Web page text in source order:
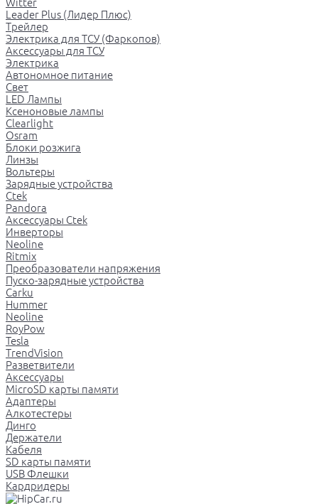
Leader Plus (Лидер Плюс)
Трейлер
Электрика для ТСУ (Фаркопов)
Аксессуары для ТСУ
Электрика
Автономное питание
Свет
LED Лампы
Ксеноновые лампы
Clearlight
Osram
Блоки розжига
Линзы
Вольтеры
Зарядные устройства
Ctek
Pandora
Аксессуары Ctek
Инверторы
Neoline
Ritmix
Преобразователи напряжения
Пуско-зарядные устройства
Carku
Hummer
Neoline
RoyPow
Tesla
TrendVision
Разветвители
Аксессуары
MicroSD карты памяти
Адаптеры
Алкотестеры
Динго
Держатели
Кабеля
SD карты памяти
USB Флешки
Кардридеры